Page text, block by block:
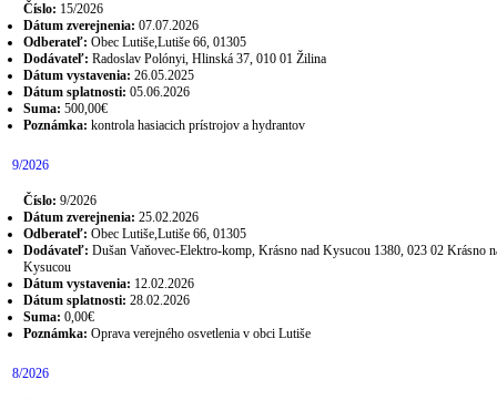
Číslo: 15/2026
Dátum zverejnenia: 07.07.2026
Odberateľ: Obec Lutiše,Lutiše 66, 01305
Dodávateľ: Radoslav Polónyi, Hlinská 37, 010 01 Žilina
Dátum vystavenia: 26.05.2025
Dátum splatnosti: 05.06.2026
Suma: 500,00€
Poznámka: kontrola hasiacich prístrojov a hydrantov
9/2026
Číslo: 9/2026
Dátum zverejnenia: 25.02.2026
Odberateľ: Obec Lutiše,Lutiše 66, 01305
Dodávateľ: Dušan Vaňovec-Elektro-komp, Krásno nad Kysucou 1380, 023 02 Krásno
Kysucou
Dátum vystavenia: 12.02.2026
Dátum splatnosti: 28.02.2026
Suma: 0,00€
Poznámka: Oprava verejného osvetlenia v obci Lutiše
8/2026